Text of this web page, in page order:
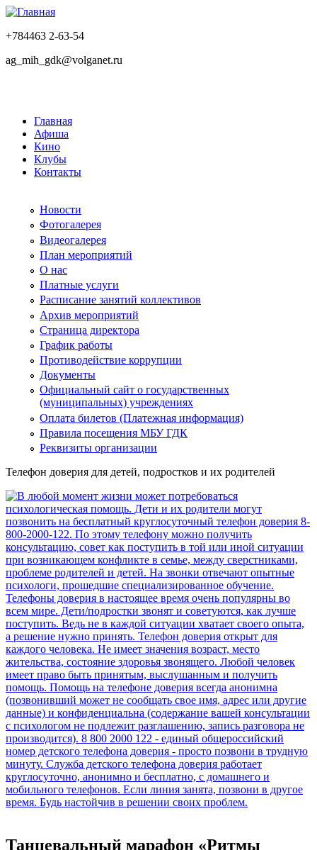
+784463 2-63-54
ag_mih_gdk@volganet.ru
Главная
Афиша
Кино
Клубы
Контакты
Новости
Фотогалерея
Видеогалерея
План мероприятий
О нас
Платные услуги
Расписание занятий коллективов
Архив мероприятий
Страница директора
График работы
Противодействие коррупции
Документы
Официальный сайт о государственных
(муниципальных) учреждениях
Оплата билетов (Платежная информация)
Правила посещения МБУ ГДК
Реквизиты организации
Телефон доверия для детей, подростков и их родителей
Танцевальный марафон «Ритмы